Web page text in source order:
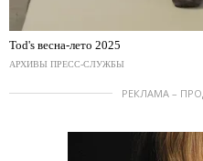
Tod's весна-лето 2025
АРХИВЫ ПРЕСС-СЛУЖБЫ
РЕКЛАМА –